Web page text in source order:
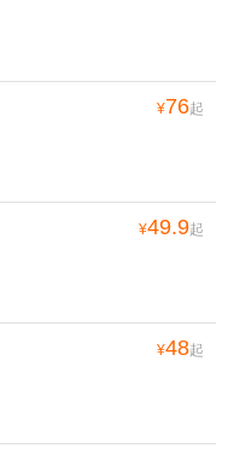
¥76起
¥49.9起
¥48起